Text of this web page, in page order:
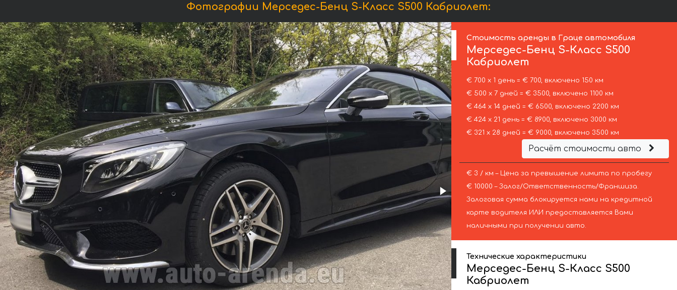
Фотографии Мерседес-Бенц S-Класс S500 Кабриолет:
Стоимость аренды в Граце автомобиля
Мерседес-Бенц S-Класс S500
Кабриолет
€ 700 х 1 день = € 700, включено 150 км
€ 500 х 7 дней = € 3500, включено 1100 км
€ 464 х 14 дней = € 6500, включено 2200 км
€ 424 х 21 день = € 8900, включено 3000 км
€ 321 х 28 дней = € 9000, включено 3500 км
Расчёт стоимости авто
€ 3 / км – Цена за превышение лимита по пробегу
€ 10000 – Залог/Ответственность/Франшиза.
Залоговая сумма блокируется нами на кредитной
карте водителя ИЛИ предоставляется Вами
наличными при получении авто.
Технические характеристики
Мерседес-Бенц S-Класс S500
Кабриолет